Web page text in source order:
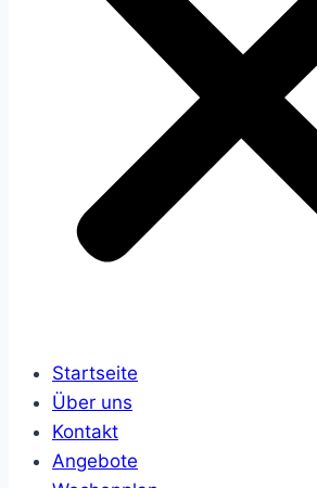
Startseite
Über uns
Kontakt
Angebote